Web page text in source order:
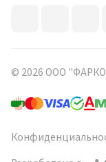
© 2026 ООО